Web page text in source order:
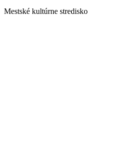
Mestské kultúrne stredisko